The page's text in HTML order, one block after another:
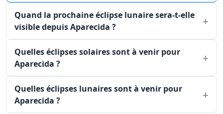
Quand la prochaine éclipse lunaire sera-t-elle
visible depuis Aparecida ?
Quelles éclipses solaires sont à venir pour
Aparecida ?
Quelles éclipses lunaires sont à venir pour
Aparecida ?